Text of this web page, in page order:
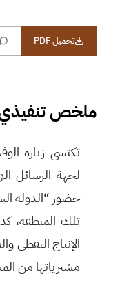
تحميل PDF
ملخص
تكتسي زيارة
لجهة الرسائل
حضور “الدولة
تلك المنطقة،
الإنتاج النفطي
مشترياتها من